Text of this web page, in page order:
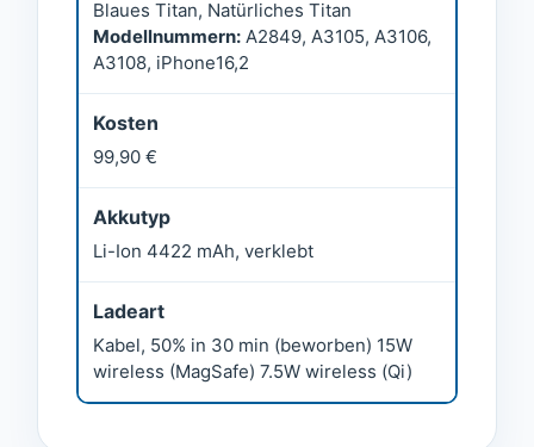
Blaues Titan, Natürliches Titan
Modellnummern: A2849, A3105, A3106,
A3108, iPhone16,2
Kosten
99,90 €
Akkutyp
Li-Ion 4422 mAh, verklebt
Ladeart
Kabel, 50% in 30 min (beworben) 15W
wireless (MagSafe) 7.5W wireless (Qi)